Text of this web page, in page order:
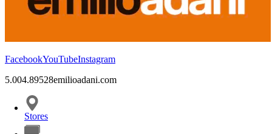
FacebookYouTubeInstagram
5.004.89528emilioadani.com
Stores